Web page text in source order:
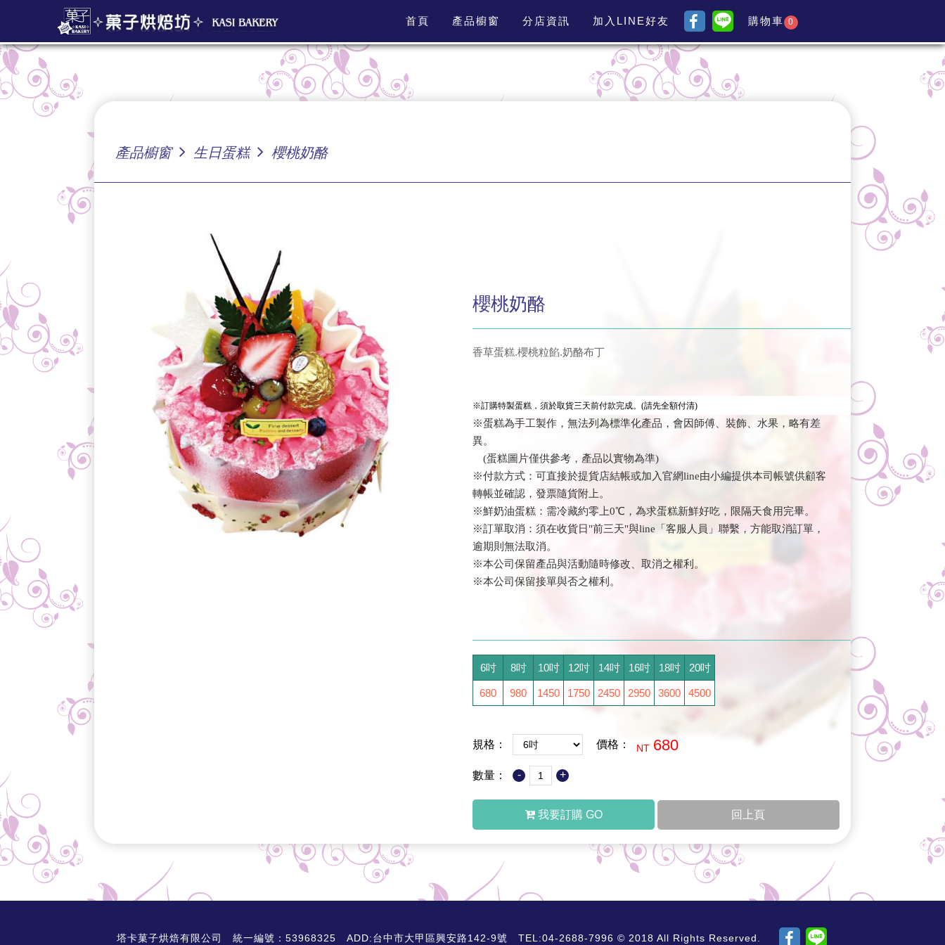
首頁 產品櫥窗 分店資訊 加入LINE好友 購物車 0
產品櫥窗 生日蛋糕 櫻桃奶酪
櫻桃奶酪
香草蛋糕.櫻桃粒餡.奶酪布丁
※訂購特製蛋糕，須於取貨三天前付款完成。(請先全額付清)
※蛋糕為手工製作，無法列為標準化產品，會因師傅、裝飾、水果，略有差
異。
(蛋糕圖片僅供參考，產品以實物為準)
※付款方式：可直接於提貨店結帳或加入官網line由小編提供本司帳號供顧客
轉帳並確認 ，發票隨貨附上 。
※鮮奶油蛋糕：需冷藏約零上0℃，為求蛋糕新鮮好吃，限隔天食用完畢。
※訂單取消：須在收貨日"前三天"與line「客服人員」聯繫，方能取消訂單，
逾期則無法取消。
※本公司保留產品與活動隨時修改、取消之權利。
※本公司保留接單與否之權利。
6吋 8吋 10吋 12吋 14吋 16吋 18吋 20吋
680 980 1450 1750 2450 2950 3600 4500
規格： 價格： NT 680
數量： - +
我要訂購 GO 回上頁
塔卡菓子烘焙有限公司 統一編號：53968325 ADD:台中市大甲區興安路142-9號 TEL:04-2688-7996 © 2018 All Rights Reserved.